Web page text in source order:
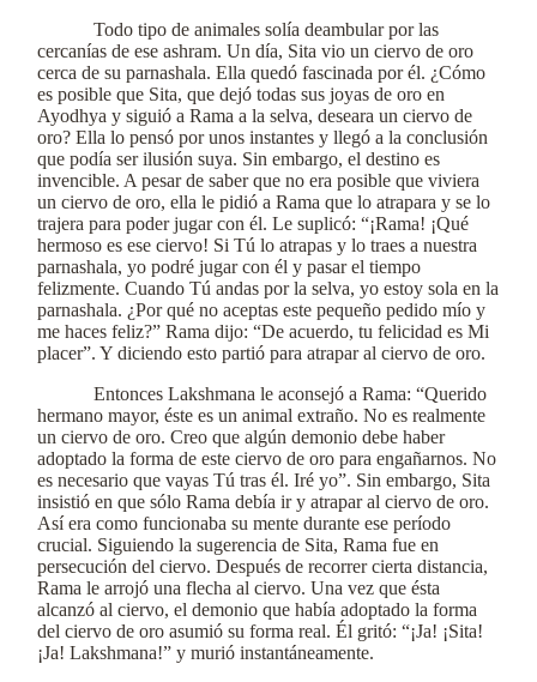
Todo tipo de animales solía deambular por las
cercanías de ese ashram. Un día, Sita vio un ciervo de oro
cerca de su parnashala. Ella quedó fascinada por él. ¿Cómo
es posible que Sita, que dejó todas sus joyas de oro en
Ayodhya y siguió a Rama a la selva, deseara un ciervo de
oro? Ella lo pensó por unos instantes y llegó a la conclusión
que podía ser ilusión suya. Sin embargo, el destino es
invencible. A pesar de saber que no era posible que viviera
un ciervo de oro, ella le pidió a Rama que lo atrapara y se lo
trajera para poder jugar con él. Le suplicó: “¡Rama! ¡Qué
hermoso es ese ciervo! Si Tú lo atrapas y lo traes a nuestra
parnashala, yo podré jugar con él y pasar el tiempo
felizmente. Cuando Tú andas por la selva, yo estoy sola en la
parnashala. ¿Por qué no aceptas este pequeño pedido mío y
me haces feliz?” Rama dijo: “De acuerdo, tu felicidad es Mi
placer”. Y diciendo esto partió para atrapar al ciervo de oro.
Entonces Lakshmana le aconsejó a Rama: “Querido
hermano mayor, éste es un animal extraño. No es realmente
un ciervo de oro. Creo que algún demonio debe haber
adoptado la forma de este ciervo de oro para engañarnos. No
es necesario que vayas Tú tras él. Iré yo”. Sin embargo, Sita
insistió en que sólo Rama debía ir y atrapar al ciervo de oro.
Así era como funcionaba su mente durante ese período
crucial. Siguiendo la sugerencia de Sita, Rama fue en
persecución del ciervo. Después de recorrer cierta distancia,
Rama le arrojó una flecha al ciervo. Una vez que ésta
alcanzó al ciervo, el demonio que había adoptado la forma
del ciervo de oro asumió su forma real. Él gritó: “¡Ja! ¡Sita!
¡Ja! Lakshmana!” y murió instantáneamente.